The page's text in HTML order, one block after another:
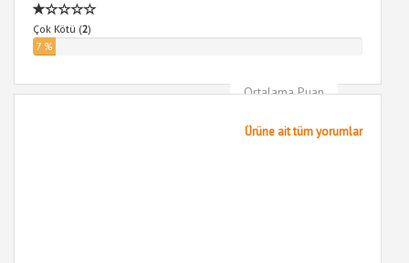
Çok Kötü (2)
7 %
Ortalama Puan
4
Ürüne ait tüm yorumlar